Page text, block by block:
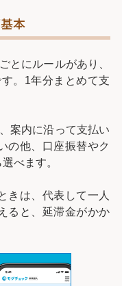
本
とにルールがあり、
。1年分まとめて支
案内に沿って支払い
の他、口座振替やク
べます。
きは、代表して一人
ると、延滞金がかか